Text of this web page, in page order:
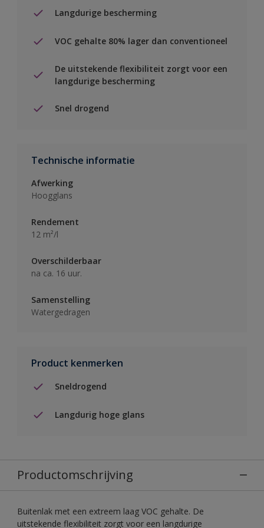
Langdurige bescherming
VOC gehalte 80% lager dan conventioneel
De uitstekende flexibiliteit zorgt voor een
langdurige bescherming
Snel drogend
Technische informatie
Afwerking
Hoogglans
Rendement
12 m²/l
Overschilderbaar
na ca. 16 uur.
Samenstelling
Watergedragen
Product kenmerken
Sneldrogend
Langdurig hoge glans
Productomschrijving
Buitenlak met een extreem laag VOC gehalte. De
uitstekende flexibiliteit zorgt voor een langdurige